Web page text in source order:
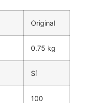
Original
0.75 kg
Sí
100